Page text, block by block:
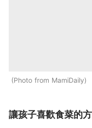
Photo from MamiDaily
讓孩子喜歡食菜的方